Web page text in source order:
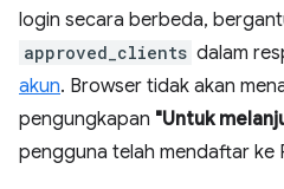
login secara berbeda,
approved_clients dalam
akun. Browser tidak akan
pengungkapan "Untuk
pengguna telah mendaftar ke